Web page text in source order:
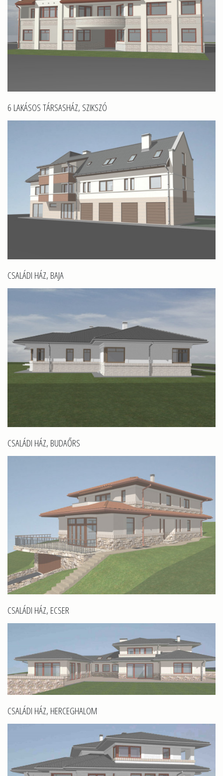
6 LAKÁSOS TÁRSASHÁZ, SZIKSZÓ
CSALÁDI HÁZ, BAJA
CSALÁDI HÁZ, BUDAŐRS
CSALÁDI HÁZ, ECSER
CSALÁDI HÁZ, HERCEGHALOM